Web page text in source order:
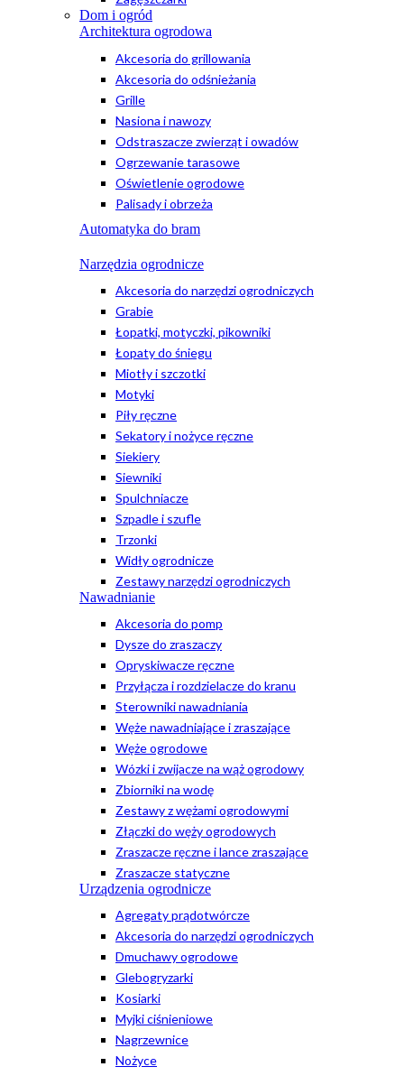
Dom i ogród
Architektura ogrodowa
Akcesoria do grillowania
Akcesoria do odśnieżania
Grille
Nasiona i nawozy
Odstraszacze zwierząt i owadów
Ogrzewanie tarasowe
Oświetlenie ogrodowe
Palisady i obrzeża
Automatyka do bram
Narzędzia ogrodnicze
Akcesoria do narzędzi ogrodniczych
Grabie
Łopatki, motyczki, pikowniki
Łopaty do śniegu
Miotły i szczotki
Motyki
Piły ręczne
Sekatory i nożyce ręczne
Siekiery
Siewniki
Spulchniacze
Szpadle i szufle
Trzonki
Widły ogrodnicze
Zestawy narzędzi ogrodniczych
Nawadnianie
Akcesoria do pomp
Dysze do zraszaczy
Opryskiwacze ręczne
Przyłącza i rozdzielacze do kranu
Sterowniki nawadniania
Węże nawadniające i zraszające
Węże ogrodowe
Wózki i zwijacze na wąż ogrodowy
Zbiorniki na wodę
Zestawy z wężami ogrodowymi
Złączki do węży ogrodowych
Zraszacze ręczne i lance zraszające
Zraszacze statyczne
Urządzenia ogrodnicze
Agregaty prądotwórcze
Akcesoria do narzędzi ogrodniczych
Dmuchawy ogrodowe
Glebogryzarki
Kosiarki
Myjki ciśnieniowe
Nagrzewnice
Nożyce